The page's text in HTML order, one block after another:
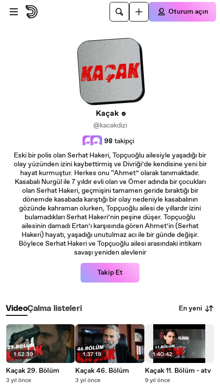
Ana içeriğe atla
Oturum açın
Kaçak
@kacakdizi
98 takipçi
Eski bir polis olan Serhat Hakeri, Topçuoğlu ailesiyle yaşadığı bir
olay yüzünden izini kaybettirmiş ve Divriği’de kendisine yeni bir
hayat kurmuştur. Herkes onu “Ahmet” olarak tanımaktadır.
Kasabalı Nurgül ile 7 yıldır evli olan ve Ömer adında bir çocukları
olan Serhat Hakeri, geçmişini tamamen geride bıraktığı bir
dönemde kasabada karıştığı bir olay nedeniyle kasabalının
gözünde kahraman olurken, Topçuoğlu ailesi de yıllardır izini
bulamadıkları Serhat Hakeri’nin peşine düşer. Topçuoğlu
ailesinin damadı Ertan’ı karşısında gören Ahmet’in (Serhat
Hakeri) hayatı, yaşadığı unutulmaz acı ile bir günde değişir.
Böylece Serhat Hakeri ve Topçuoğlu ailesi arasındaki intikam
savaşı yeniden alevlenir
Takip Et
VideoÇalma listeleri En yeni
1:52:39
Kaçak 29. Bölüm
3 yıl önce
1:37:19
Kaçak 46. Bölüm
3 yıl önce
1:40:42
Kaçak 11. Bölüm - atv
9 yıl önce